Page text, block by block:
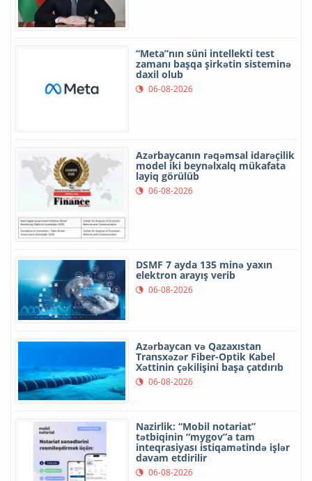
“Meta”nın süni intellekti test
zamanı başqa şirkətin sisteminə
daxil olub
06-08-2026
Azərbaycanın rəqəmsal idarəçilik
model iki beynəlxalq mükafata
layiq görülüb
06-08-2026
DSMF 7 ayda 135 minə yaxın
elektron arayış verib
06-08-2026
Azərbaycan və Qazaxıstan
Transxəzər Fiber-Optik Kabel
Xəttinin çəkilişini başa çatdırıb
06-08-2026
Nazirlik: “Mobil notariat”
tətbiqinin “mygov”a tam
inteqrasiyası istiqamətində işlər
davam etdirilir
06-08-2026